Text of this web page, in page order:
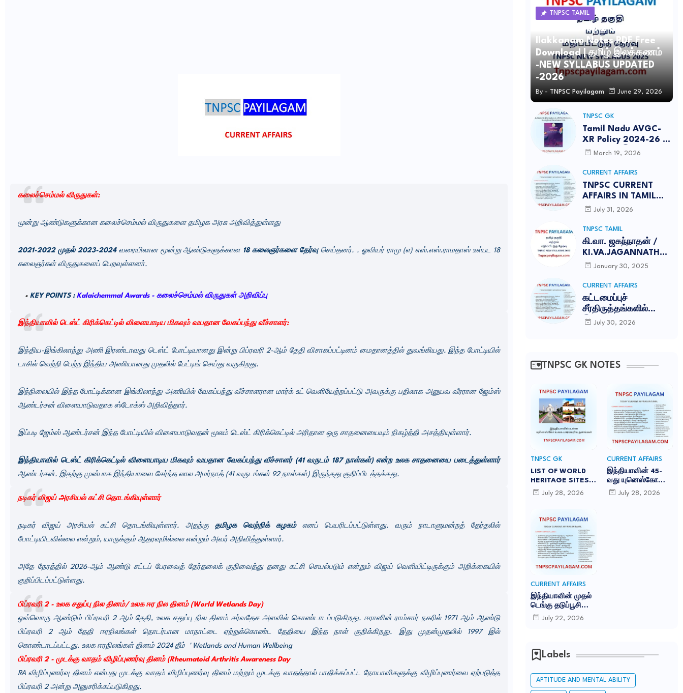
கலைச்செம்மல் விருதுகள்:
மூன்று ஆண்டுகளுக்கான கலைச்செம்மல் விருதுகளை தமிழக அரசு அறிவித்துள்ளது
2021-2022 முதல் 2023-2024வரையிலான மூன்று ஆண்டுகளுக்கான 18 கலைஞர்களை தேர்வு செய்தனர். . ஓவியர் ராமு (எ) எஸ்.எஸ்.ராமதாஸ் உள்பட 18
கலைஞர்கள் விருதுகளைப் பெறவுள்ளனா்.
KEY POINTS : Kalaichemmal Awards - கலைச்செம்மல் விருதுகள் அறிவிப்பு
இந்தியாவில் டெஸ்ட் கிரிக்கெட்டில் விளையாடிய மிகவும் வயதான வேகப்பந்து வீச்சாளர்:
இந்திய-இங்கிலாந்து அணி இரண்டாவது டெஸ்ட் போட்டியானது இன்று பிப்ரவரி 2-ஆம் தேதி விசாகப்பட்டினம் மைதானத்தில் துவங்கியது. இந்த போட்டியில்
டாசில் வெற்றி பெற்ற இந்திய அணியானது முதலில் பேட்டிங் செய்து வருகிறது.
இந்நிலையில் இந்த போட்டிக்கான இங்கிலாந்து அணியில் வேகப்பந்து வீச்சாளரான மார்க் உட் வெளியேற்றப்பட்டு அவருக்கு பதிலாக அனுபவ வீரரான ஜேம்ஸ்
ஆண்டர்சன் விளையாடுவதாக ஸ்டோக்ஸ் அறிவித்தார்.
இப்படி ஜேம்ஸ் ஆண்டர்சன் இந்த போட்டியில் விளையாடுவதன் மூலம் டெஸ்ட் கிரிக்கெட்டில் அரிதான ஒரு சாதனையையும் நிகழ்த்தி அசத்தியுள்ளார்.
இந்தியாவில் டெஸ்ட் கிரிக்கெட்டில் விளையாடிய மிகவும் வயதான வேகப்பந்து வீச்சாளர் (41 வருடம் 187 நாள்கள்) என்ற உலக சாதனையை படைத்துள்ளார்
ஆண்டர்சன். இதற்கு முன்பாக இந்தியாவை சேர்ந்த லால அமர்நாத் (41 வருடங்கள் 92 நாள்கள்) இருந்தது குறிப்பிடத்தக்கது.
நடிகர் விஜய் அரசியல் கட்சி தொடங்கியுள்ளார்
நடிகர் விஜய் அரசியல் கட்சி தொடங்கியுள்ளார். அதற்கு தமிழக வெற்றிக் கழகம்எனப் பெயரிடப்பட்டுள்ளது. வரும் நாடாளுமன்றத் தேர்தலில்
போட்டியிடவில்லை என்றும், யாருக்கும் ஆதரவுமில்லை என்றும் அவர் அறிவித்துள்ளார்.
அதே நேரத்தில் 2026-ஆம் ஆண்டு சட்டப் பேரவைத் தேர்தலைக் குறிவைத்து தனது கட்சி செயல்படும் என்றும் விஜய் வெளியிட்டிருக்கும் அறிக்கையில்
குறிப்பிடப்பட்டுள்ளது.
பிப்ரவரி 2 - உலக சதுப்பு நில தினம்/உலக ஈர நில தினம் (World Wetlands Day)
ஒவ்வொரு ஆண்டும் பிப்ரவரி 2 ஆம் தேதி, உலக சதுப்பு நில தினம் சர்வதேச அளவில் கொண்டாடப்படுகிறது. ஈரானின் ராம்சார் நகரில் 1971 ஆம் ஆண்டு
பிப்ரவரி 2 ஆம் தேதி ஈரநிலங்கள் தொடர்பான மாநாட்டை ஏற்றுக்கொண்ட தேதியை இந்த நாள் குறிக்கிறது. இது முதன்முதலில் 1997 இல்
கொண்டாடப்பட்டது. உலக ஈரநிலங்கள் தினம் 2024 தீம் ' Wetlands and Human Wellbeing
பிப்ரவரி 2 - முடக்கு வாதம் விழிப்புணர்வு தினம் (Rheumatoid Arthritis Awareness Day
RA விழிப்புணர்வு தினம் என்பது முடக்கு வாதம் விழிப்புணர்வு தினம் மற்றும் முடக்கு வாதத்தால் பாதிக்கப்பட்ட நோயாளிகளுக்கு விழிப்புணர்வை ஏற்படுத்த
பிப்ரவரி 2 அன்று அனுசரிக்கப்படுகிறது.
TNPSC TAMIL
TNPSC Group 2 and 4 Tamil
Ilakkanam Notes PDF Free
Download | தமிழ் இலக்கணம்
-NEW SYLLABUS UPDATED
-2026
By - TNPSC Payilagam June 29, 2026
TNPSC GK
Tamil Nadu AVGC-
XR Policy 2024-26 /
தமிழ்நாடு இயங்குபடம்,
மெய்நிகர் கொள்கை
2026
March 19, 2026
CURRENT AFFAIRS
TNPSC CURRENT
AFFAIRS IN TAMIL
JULY 2026-PDF
July 31, 2026
TNPSC TAMIL
கி.வா. ஜகந்நாதன் /
KI.VA.JAGANNATHAN
TNPSC NOTES
January 30, 2025
CURRENT AFFAIRS
கட்டமைப்புச்
சீர்திருத்தங்களில்
இந்தியா சாதனை:
Foundation)
July 30, 2026
TNPSC GK NOTES
TNPSC GK
LIST OF WORLD
HERITAGE SITES
IN INDIA
-இந்தியாவில் உள்ள
பாரம்பரிய தளங்கள்:
July 28, 2026
CURRENT AFFAIRS
இந்தியாவின் 45-
வது யுனெஸ்கோ
உலகப் பாரம்பரியக்
களம் சாரநாத்:
July 28, 2026
CURRENT AFFAIRS
இந்தியாவின் முதல்
டெங்கு தடுப்பூசி
'கியூடெங்கா'
(Qdenga): TNPSC
2026
July 22, 2026
Labels
APTITUDE AND MENTAL ABILITY